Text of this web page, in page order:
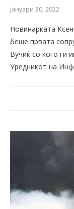
јануари 30, 2022
Новинарката
беше првата
Вучиќ со кого ги
Уредникот на